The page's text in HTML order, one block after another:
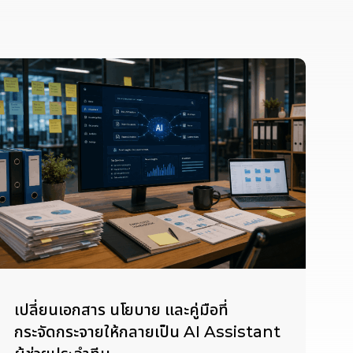
เปลี่ยนเอกสาร นโยบาย และคู่มือที่
กระจัดกระจายให้กลายเป็น AI Assistant